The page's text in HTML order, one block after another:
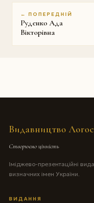
← ПОПЕРЕДНІЙ
Руденко Ада
Вікторівна
Видавництво
Створюємо цінність
Іміджево-презентаційні
визначних імен України.
ВИДАННЯ